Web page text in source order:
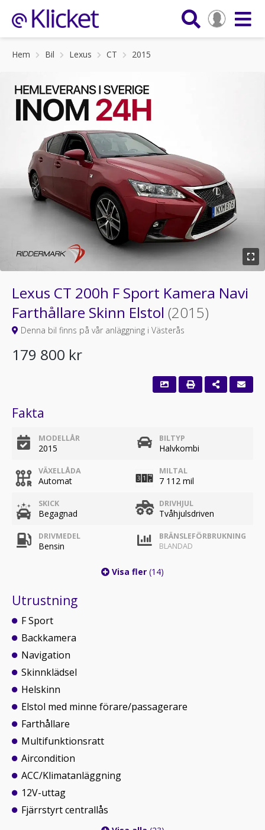
Hem Bil Lexus CT 2015
Lexus CT 200h F Sport Kamera Navi
Farthållare Skinn Elstol (2015)
Denna bil finns på vår anläggning i Västerås
179 800 kr
Fakta
MODELLÅR
2015
BILTYP
Halvkombi
VÄXELLÅDA
Automat
MILTAL
7 112 mil
SKICK
Begagnad
DRIVHJUL
Tvåhjulsdriven
DRIVMEDEL
Bensin
BRÄNSLEFÖRBRUKNING
BLANDAD
Visa fler (14)
Utrustning
F Sport
Backkamera
Navigation
Skinnklädsel
Helskinn
Elstol med minne förare/passagerare
Farthållare
Multifunktionsratt
Aircondition
ACC/Klimatanläggning
12V-uttag
Fjärrstyrt centrallås